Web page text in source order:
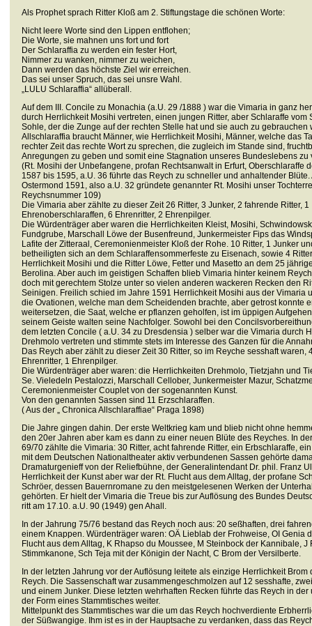
Als Prophet sprach Ritter Kloß am 2. Stiftungstage die schönen Worte:
Nicht leere Worte sind den Lippen entflohen;
Die Worte, sie mahnen uns fort und fort
Der Schlaraffia zu werden ein fester Hort,
Nimmer zu wanken, nimmer zu weichen,
Dann werden das höchste Ziel wir erreichen.
Das sei unser Spruch, das sei unsre Wahl.
„LULU Schlaraffia“ allüberall.
Auf dem III. Concile zu Monachia (a.U. 29 /1888 ) war die Vimaria in ganz
durch Herrlichkeit Mosihi vertreten, einen jungen Ritter, aber Schlaraffe vom
Sohle, der die Zunge auf der rechten Stelle hat und sie auch zu gebrauchen
Allschlaraffia braucht Männer, wie Herrlichkeit Mosihi, Männer, welche das
rechter Zeit das rechte Wort zu sprechen, die zugleich im Stande sind,
Anregungen zu geben und somit eine Stagnation unseres Bundeslebens zu
(Rt. Mosihi der Unbefangene, profan Rechtsanwalt in Erfurt, Oberschlaraffe
1587 bis 1595, a.U. 36 führte das Reych zu schneller und anhaltender Blüte.
Ostermond 1591, also a.U. 32 gründete genannter Rt. Mosihi unser
Reychsnummer 109)
Die Vimaria aber zählte zu dieser Zeit 26 Ritter, 3 Junker, 2 fahrende Ritter, 1
Ehrenoberschlaraffen, 6 Ehrenritter, 2 Ehrenpilger.
Die Würdenträger aber waren die Herrlichkeiten Kleist, Mosihi,
Fundgrube, Marschall Löwe der Busenfreund, Junkermeister Fips das
Lafite der Zitteraal, Ceremonienmeister Kloß der Rohe. 10 Ritter, 1 Junker
betheiligten sich an dem Schlaraffensommerfeste zu Eisenach, sowie 4
Herrlichkeit Mosihi und die Ritter Löwe, Fetter und Masetto an dem 25
Berolina. Aber auch im geistigen Schaffen blieb Vimaria hinter keinem
doch mit gerechtem Stolze unter so vielen anderen wackeren Recken den
Seinigen. Freilich schied im Jahre 1591 Herrlichkeit Mosihi aus der Vimaria
die Ovationen, welche man dem Scheidenden brachte, aber getrost konnte
weitersetzen, die Saat, welche er pflanzen geholfen, ist im üppigen
seinem Geiste walten seine Nachfolger. Sowohl bei den
dem letzten Concile ( a.U. 34 zu Dresdensia ) selber war die Vimaria durch
Drehmolo vertreten und stimmte stets im Interesse des Ganzen für die
Das Reych aber zählt zu dieser Zeit 30 Ritter, so im Reyche sesshaft waren,
Ehrenritter, 1 Ehrenpilger.
Die Würdenträger aber waren: die Herrlichkeiten Drehmolo, Tietzjahn und
Se. Vieledeln Pestalozzi, Marschall Cellober, Junkermeister Mazur,
Ceremonienmeister Couplet von der sogenannten Kunst.
Von den genannten Sassen sind 11 Erzschlaraffen.
( Aus der „ Chronica Allschlaraffiae“ Praga 1898)
Die Jahre gingen dahin. Der erste Weltkrieg kam und blieb nicht ohne
den 20er Jahren aber kam es dann zu einer neuen Blüte des Reyches. In
69/70 zählte die Vimaria: 30 Ritter, acht fahrende Ritter, ein Erbschlaraffe,
mit dem Deutschen Nationaltheater aktiv verbundenen Sassen gehörte
Dramaturgenieff von der Reliefbühne, der Generalintendant Dr. phil. Franz
Herrlichkeit der Kunst aber war der Rt. Flucht aus dem Alltag, der profane
Schröer, dessen Bauernromane zu den meistgelesenen Werken der
gehörten. Er hielt der Vimaria die Treue bis zur Auflösung des Bundes
ritt am 17.10. a.U. 90 (1949) gen Ahall.
In der Jahrung 75/76 bestand das Reych noch aus: 20 seßhaften, drei
einem Knappen. Würdenträger waren: OÄ Lieblab der Frohweise, OI Genia
Flucht aus dem Alltag, K Rhapso du Moussee, M Steinbock der Kannibale, J
Stimmkanone, Sch Teja mit der Königin der Nacht, C Brom der Versilberte.
In der letzten Jahrung vor der Auflösung leitete als einzige Herrlichkeit Brom
Reych. Die Sassenschaft war zusammengeschmolzen auf 12 sesshafte,
und einem Junker. Diese letzten wehrhaften Recken führte das Reych in der
der Form eines Stammtisches weiter.
Mittelpunkt des Stammtisches war die um das Reych hochverdiente
der Süßwangige. Ihm ist es in der Hauptsache zu verdanken, dass das